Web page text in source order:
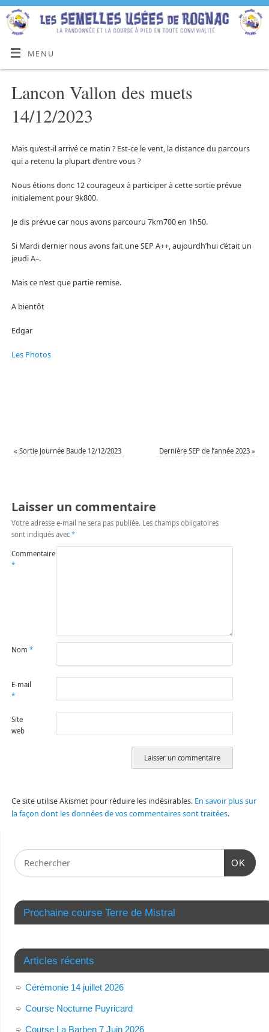
MENU
Lancon Vallon des muets
14/12/2023
Mais qu’est-il arrivé ce matin ? Est-ce le vent, la distance du parcours
qui a retenu la plupart d’entre vous ?
Nous étions donc 12 courageux à participer à cette sortie prévue
initialement pour 9k800.
Je dis prévue car nous avons parcouru 7km700 en 1h50.
Si Mardi dernier nous avons fait une SEP A++, aujourdh’hui c’était un
jeudi A–.
Mais ce n’est que partie remise.
A bientôt
Edgar
Les Photos
« Sortie Journée Baude 12/12/2023 Dernière SEP de l’année 2023»
Laisser un commentaire
Votre adresse e-mail ne sera pas publiée. Les champs obligatoires
sont indiqués avec *
Commentaire
*
Nom *
E-mail
*
Site
web
Ce site utilise Akismet pour réduire les indésirables. En savoir plus sur
la façon dont les données de vos commentaires sont traitées.
OK
Prochaine course Terre de Mistral
Articles récents
Cérémonie 14 juillet 2026
Course Nocturne Puyricard
Course La Barben 7 Juin 2026